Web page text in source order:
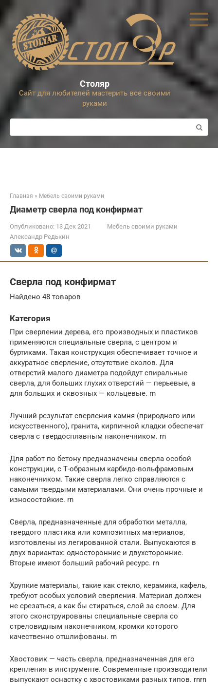
контенту
Столяр
Сайт для любителей мастерить все своими
руками
Главная » Мебель своими руками
Диаметр сверла под конфирмат
Опубликовано: 13 Дек 2021
Мебель своими руками
Александр Редькин
Сверла под конфирмат
Найдено 48 товаров
Категория
При сверлении дерева, его производных и пластиков
применяются специальные сверла, с центром и
буртиками. Такая конструкция обеспечивает точное и
аккуратное сверление, отсутствие сколов. Для
отверстий малого диаметра подойдут спиральные
сверла, для больших глухих отверстий — перьевые, а
для больших и сквозных — кольцевые. rn
Лучший результат сверления камня (природного или
искусственного), гранита, кирпичной кладки обеспечат
сверла с твердосплавным наконечником. rn
Для работ по бетону предназначены сверла особой
конструкции, с Т-образным карбидо-вольфрамовым
наконечником. Такие сверла легко справляются с
самыми твердыми материалами. Они очень прочные и
износостойкие. rn
Сверла, предназначенные для обработки металла,
твердого пластика или композитных материалов,
изготовлены из легированной стали. Выпускаются в
двух вариантах: односторонние и двухсторонние.
Вторые имеют больший рабочий ресурс. rn
Хрупкие материалы, такие как стекло, керамика, кафель,
требуют особых условий сверления. Материал должен
не срезаться, а как бы стираться, слой за слоем. Для
этого сконструированы специальные сверла со
стреловидным наконечником, кромки которого
качественно отшлифованы. rn
Хвостовик — часть сверла, предназначенная для его
крепления в инструменте. Современные производители
выпускают оснастку с хвостовиками разных типов. rnrn